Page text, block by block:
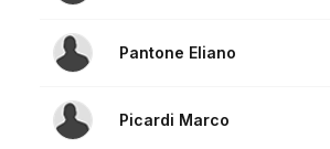
Pantone Eliano
Picardi Marco